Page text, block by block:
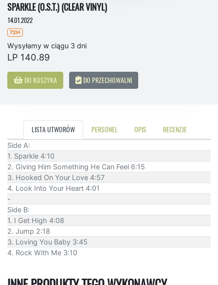
SPARKLE (O.S.T.) (CLEAR VINYL)
14.01.2022
72H
Wysyłamy w ciągu 3 dni
LP 140.89
DO KOSZYKA DO PRZECHOWALNI
LISTA UTWORÓW PERSONEL OPIS RECENZJE
Side A:
1. Sparkle 4:10
2. Giving Him Something He Can Feel 6:15
3. Hooked On Your Love 4:57
4. Look Into Your Heart 4:01
-
Side B:
1. I Get High 4:08
2. Jump 2:18
3. Loving You Baby 3:45
4. Rock With Me 3:10